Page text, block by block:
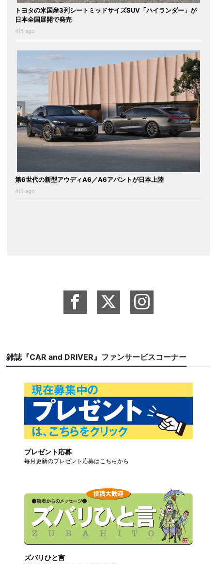
トヨタの米国産3列シートミッドサイズSUV「ハイランダー」が
日本全国展開で発売
4日 ago
第6世代の新型アウディA6／A6アバントが日本上陸
4日 ago
雑誌『CAR and DRIVER』ファンサービスコーナー
プレゼント応募
毎月更新のプレゼント応募はこちらから
ズバリひと言